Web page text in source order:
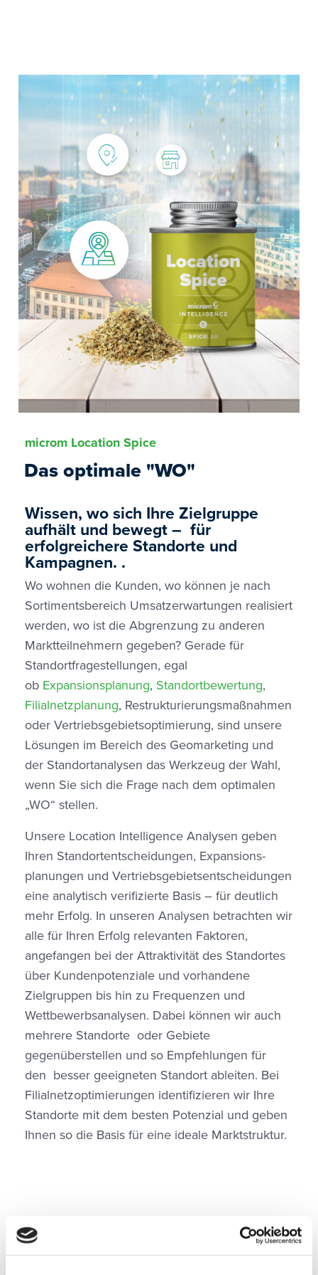
microm Location Spice
Das optimale "WO"
Wissen, wo sich Ihre Zielgruppe
aufhält und bewegt – für
erfolgreichere Standorte und
Kampagnen. .
Wo wohnen die Kunden, wo können je nach
Sortimentsbereich Umsatzerwartungen realisiert
werden, wo ist die Abgrenzung zu anderen
Marktteilnehmern gegeben? Gerade für
Standortfragestellungen, egal
ob Expansionsplanung, Standortbewertung,
Filialnetzplanung, Restrukturierungsmaßnahmen
oder Vertriebsgebietsoptimierung, sind unsere
Lösungen im Bereich des Geomarketing und
der Standortanalysen das Werkzeug der Wahl,
wenn Sie sich die Frage nach dem optimalen
„WO“ stellen.
Unsere Location Intelligence Analysen geben
Ihren Standort­entscheidungen, Expansions­
planungen und Vertriebs­gebiets­entscheidungen
eine analytisch verifizierte Basis – für deutlich
mehr Erfolg. In unseren Analysen betrachten wir
alle für Ihren Erfolg relevanten Faktoren,
angefangen bei der Attraktivität des Standortes
über Kunden­potenziale und vorhandene
Zielgruppen bis hin zu Frequenzen und
Wettbewerbsanalysen. Dabei können wir auch
mehrere Standorte oder Gebiete
gegenüberstellen und so Empfehlungen für
den besser geeigneten Standort ableiten. Bei
Filial­netz­optimierungen identifizieren wir Ihre
Standorte mit dem besten Potenzial und geben
Ihnen so die Basis für eine ideale Markt­struktur.